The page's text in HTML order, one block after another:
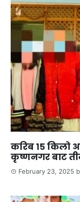
करिब १५ किलो
कृष्णनगर बाट
February 23, 2025